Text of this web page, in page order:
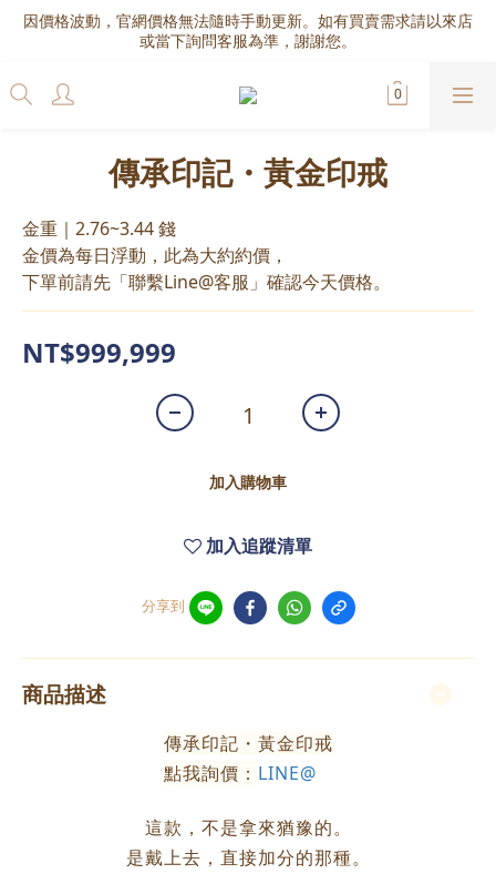
因價格波動，官網價格無法隨時手動更新。如有買賣需求請以來店
或當下詢問客服為準，謝謝您。
傳承印記・黃金印戒
金重｜2.76~3.44 錢
金價為每日浮動，此為大約約價，
下單前請先「聯繫Line@客服」確認今天價格。
NT$999,999
加入購物車
加入追蹤清單
分享到
商品描述
傳承印記・黃金印戒
點我詢價： LINE@
這款，不是拿來猶豫的。
是戴上去，直接加分的那種。